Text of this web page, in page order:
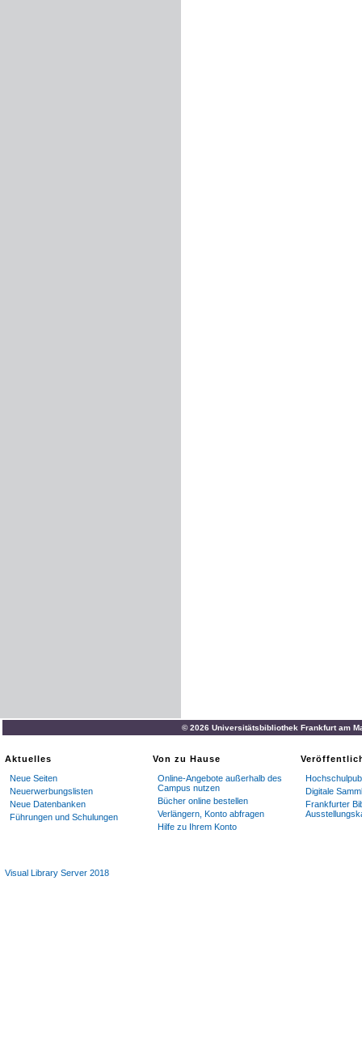
© 2026 Universitätsbibliothek Frankfurt am
Aktuelles
Neue Seiten
Neuerwerbungslisten
Neue Datenbanken
Führungen und Schulungen
Von zu Hause
Online-Angebote außerhalb des
Campus nutzen
Bücher online bestellen
Verlängern, Konto abfragen
Hilfe zu Ihrem Konto
Digitale
Frankfurter
Visual Library Server 2018